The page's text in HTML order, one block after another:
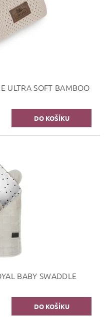
ULTRA SOFT BAMBOO
BABY SWADDLE